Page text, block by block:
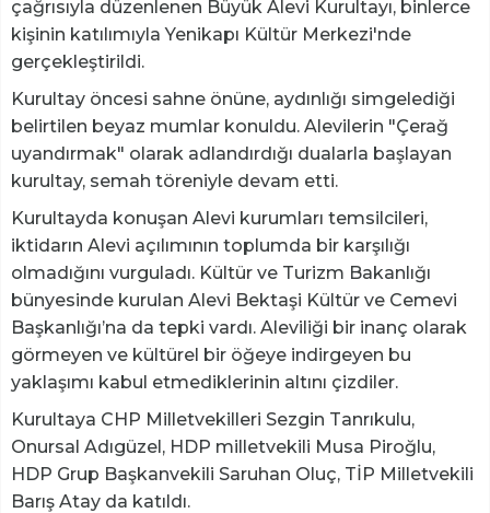
çağrısıyla düzenlenen Büyük Alevi Kurultayı, binlerce
kişinin katılımıyla Yenikapı Kültür Merkezi'nde
gerçekleştirildi.
Kurultay öncesi sahne önüne, aydınlığı simgelediği
belirtilen beyaz mumlar konuldu. Alevilerin "Çerağ
uyandırmak" olarak adlandırdığı dualarla başlayan
kurultay, semah töreniyle devam etti.
Kurultayda konuşan Alevi kurumları temsilcileri,
iktidarın Alevi açılımının toplumda bir karşılığı
olmadığını vurguladı. Kültür ve Turizm Bakanlığı
bünyesinde kurulan Alevi Bektaşi Kültür ve Cemevi
Başkanlığı’na da tepki vardı. Aleviliği bir inanç olarak
görmeyen ve kültürel bir öğeye indirgeyen bu
yaklaşımı kabul etmediklerinin altını çizdiler.
Kurultaya CHP Milletvekilleri Sezgin Tanrıkulu,
Onursal Adıgüzel, HDP milletvekili Musa Piroğlu,
HDP Grup Başkanvekili Saruhan Oluç, TİP Milletvekili
Barış Atay da katıldı.